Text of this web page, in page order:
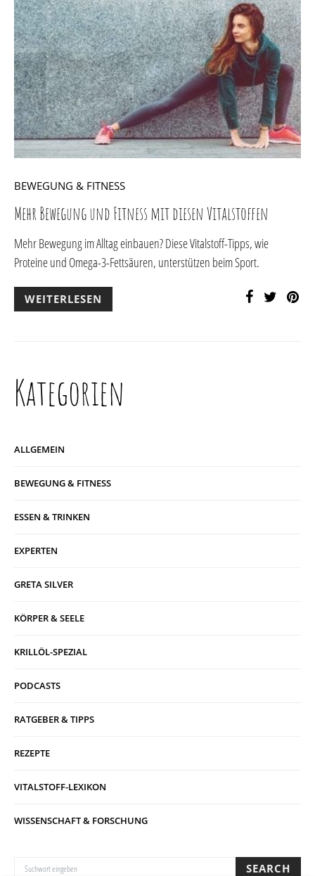
BEWEGUNG & FITNESS
Mehr Bewegung und Fitness mit diesen Vitalstoffen
Mehr Bewegung im Alltag einbauen? Diese Vitalstoff-Tipps, wie
Proteine und Omega-3-Fettsäuren, unterstützen beim Sport.
WEITERLESEN
Kategorien
ALLGEMEIN
BEWEGUNG & FITNESS
ESSEN & TRINKEN
EXPERTEN
GRETA SILVER
KÖRPER & SEELE
KRILLÖL-SPEZIAL
PODCASTS
RATGEBER & TIPPS
REZEPTE
VITALSTOFF-LEXIKON
WISSENSCHAFT & FORSCHUNG
SUCHE NACH: SEARCH